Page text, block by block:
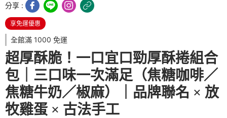
分享 :
享免運優惠
全館滿 1000 免運
超厚酥脆！一口宜口勁厚酥捲組合
包｜三口味一次滿足（焦糖咖啡／
焦糖牛奶／椒麻）｜品牌聯名 × 放
牧雞蛋 × 古法手工